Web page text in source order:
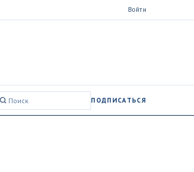
Войти
Поиск:
ПОДПИСАТЬСЯ